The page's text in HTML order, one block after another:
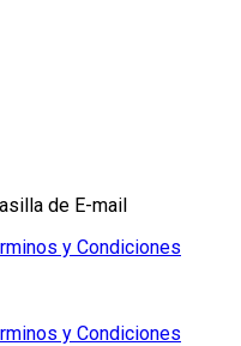
de E-mail
y Condiciones
y Condiciones